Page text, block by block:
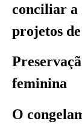
conciliar a
projetos
feminina
O